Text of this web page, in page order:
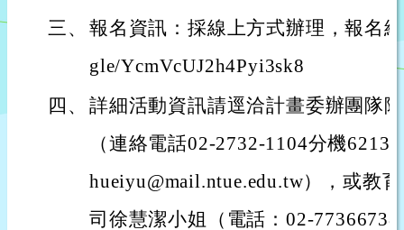
三、 報名資訊：採線上方式辦理，報名
gle/YcmVcUJ2h4Pyi3sk8
四、 詳細活動資訊請逕洽計畫委辦團隊
（連絡電話02-2732-1104分機
hueiyu@mail.ntue.edu.tw），或教
司徐慧潔小姐（電話：02-